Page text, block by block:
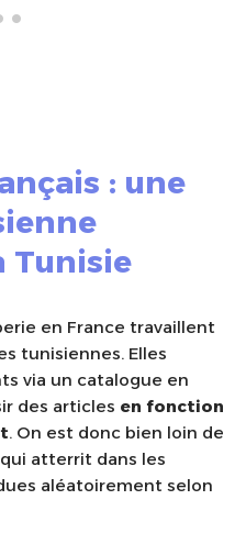
: une
Tunisie
en France travaillent
tunisiennes. Elles
via un catalogue en
des articles en fonction
. On est donc bien loin de
atterrit dans les
aléatoirement selon